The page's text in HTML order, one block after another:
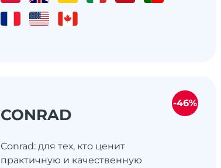
CONRAD
Conrad: для тех, кто ценит
практичную и качественную
-46%